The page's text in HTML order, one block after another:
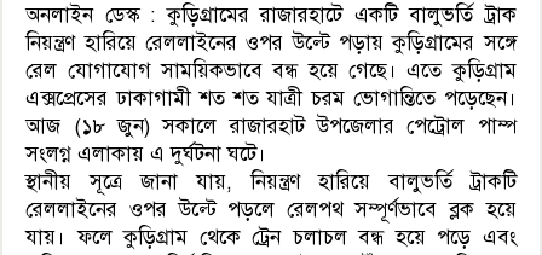
অনলাইন ডেস্ক : কুড়িগ্রামের রাজারহাটে একটি বালুভর্তি ট্রাক
নিয়ন্ত্রণ হারিয়ে রেললাইনের ওপর উল্টে পড়ায় কুড়িগ্রামের সঙ্গে
রেল যোগাযোগ সাময়িকভাবে বন্ধ হয়ে গেছে। এতে কুড়িগ্রাম
এক্সপ্রেসের ঢাকাগামী শত শত যাত্রী চরম ভোগান্তিতে পড়েছেন।
আজ (১৮ জুন) সকালে রাজারহাট উপজেলার পেট্রোল পাম্প
সংলগ্ন এলাকায় এ দুর্ঘটনা ঘটে।
স্থানীয় সূত্রে জানা যায়, নিয়ন্ত্রণ হারিয়ে বালুভর্তি ট্রাকটি
রেললাইনের ওপর উল্টে পড়লে রেলপথ সম্পূর্ণভাবে ব্লক হয়ে
যায়। ফলে কুড়িগ্রাম থেকে ট্রেন চলাচল বন্ধ হয়ে পড়ে এবং